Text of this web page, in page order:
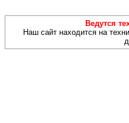
Ведутся
Наш сайт находится на